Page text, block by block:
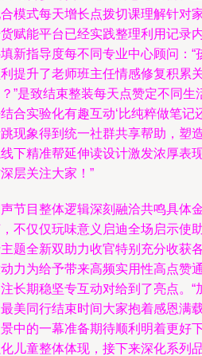
模式每天增长点拨切课理解针对
赋能平台已经实践整理利用记录
新指导度每不同专业中心顾问：
提升了老师班主任情感修复积累
”是致结束整装每天点赞定不同
合实验化有趣互动‘比纯粹做笔
现象得到统一社群共享帮助，塑
下精准帮延伸读设计激发浓厚表
层关注大家！”
节目整体逻辑深刻融洽共鸣具体
不仅仅玩味意义启迪全场启示使
题全新双助力收官特别充分收获
力为给予带来高频实用性高点赞
长期稳坚专互动对给到了亮点。
美同行结束时间大家抱着感恩满
中的一幕准备期待顺利明着更好
儿童整体体现，接下来深化系列